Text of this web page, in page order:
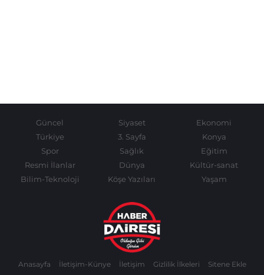
Güncel Siyaset
Ekonomi
Türkiye
3. Sayfa
Konya
Spor
Sağlık
Eğitim
Resmi İlanlar
Dünya
Kültür-sanat
Bilim-Teknoloji
Köşe Yazıları Yaşam
Anasayfa İletişim-Künye İletişim Gizlilik İlkeleri Sitene Ekle